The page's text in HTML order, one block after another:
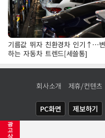
광
고
삭
기름값 뛰자 친환경차 인기↑…변
하는 자동차 트렌드[세쓸통]
회사소개 제휴/컨텐츠
PC화면 제보하기